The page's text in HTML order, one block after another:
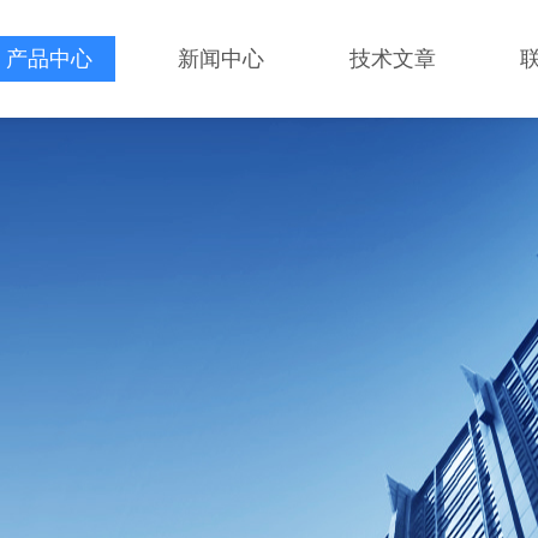
产品中心 新闻中心 技术文章